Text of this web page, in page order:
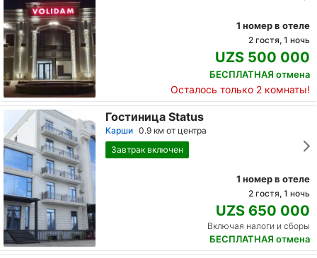
1 номер в отеле
2 гостя, 1 ночь
UZS 500 000
БЕСПЛАТНАЯ отмена
Осталось только 2 комнаты!
Гостиница Status
Карши 0.9 км от центра
Завтрак включен
1 номер в отеле
2 гостя, 1 ночь
UZS 650 000
Включая налоги и сборы
БЕСПЛАТНАЯ отмена